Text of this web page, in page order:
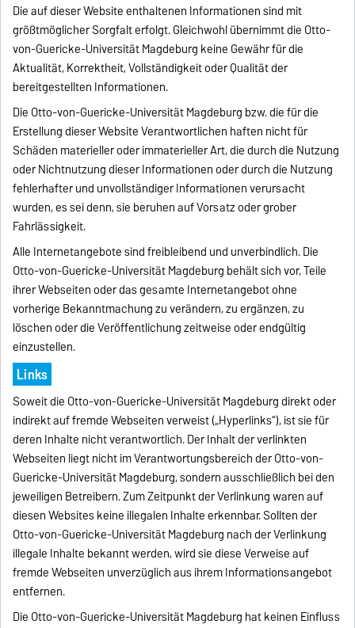
Die auf dieser Website enthaltenen Informationen sind mit
größtmöglicher Sorgfalt erfolgt. Gleichwohl übernimmt die Otto-
von-Guericke-Universität Magdeburg keine Gewähr für die
Aktualität, Korrektheit, Vollständigkeit oder Qualität der
bereitgestellten Informationen.
Die Otto-von-Guericke-Universität Magdeburg bzw. die für die
Erstellung dieser Website Verantwortlichen haften nicht für
Schäden materieller oder immaterieller Art, die durch die Nutzung
oder Nichtnutzung dieser Informationen oder durch die Nutzung
fehlerhafter und unvollständiger Informationen verursacht
wurden, es sei denn, sie beruhen auf Vorsatz oder grober
Fahrlässigkeit.
Alle Internetangebote sind freibleibend und unverbindlich. Die
Otto-von-Guericke-Universität Magdeburg behält sich vor, Teile
ihrer Webseiten oder das gesamte Internetangebot ohne
vorherige Bekanntmachung zu verändern, zu ergänzen, zu
löschen oder die Veröffentlichung zeitweise oder endgültig
einzustellen.
Links
Soweit die Otto-von-Guericke-Universität Magdeburg direkt oder
indirekt auf fremde Webseiten verweist („Hyperlinks“), ist sie für
deren Inhalte nicht verantwortlich. Der Inhalt der verlinkten
Webseiten liegt nicht im Verantwortungsbereich der Otto-von-
Guericke-Universität Magdeburg, sondern ausschließlich bei den
jeweiligen Betreibern. Zum Zeitpunkt der Verlinkung waren auf
diesen Websites keine illegalen Inhalte erkennbar. Sollten der
Otto-von-Guericke-Universität Magdeburg nach der Verlinkung
illegale Inhalte bekannt werden, wird sie diese Verweise auf
fremde Webseiten unverzüglich aus ihrem Informationsangebot
entfernen.
Die Otto-von-Guericke-Universität Magdeburg hat keinen Einfluss